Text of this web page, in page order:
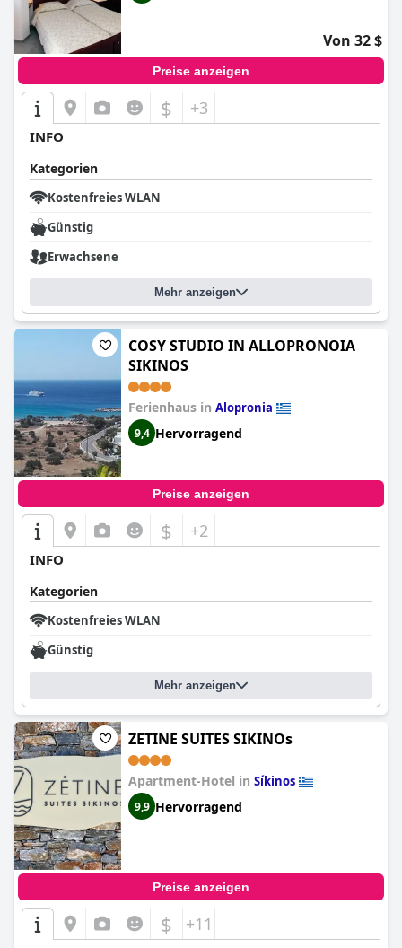
Von 32 $
Preise anzeigen
$ +3
INFO
Kategorien
Kostenfreies WLAN
Günstig
Erwachsene
Mehr anzeigen
COSY STUDIO IN ALLOPRONOIA
SIKINOS
Ferienhaus in Alopronia
9,4 Hervorragend
Preise anzeigen
$ +2
INFO
Kategorien
Kostenfreies WLAN
Günstig
Mehr anzeigen
ZETINE SUITES SIKINOs
Apartment-Hotel in Síkinos
9,9 Hervorragend
Preise anzeigen
$ +11